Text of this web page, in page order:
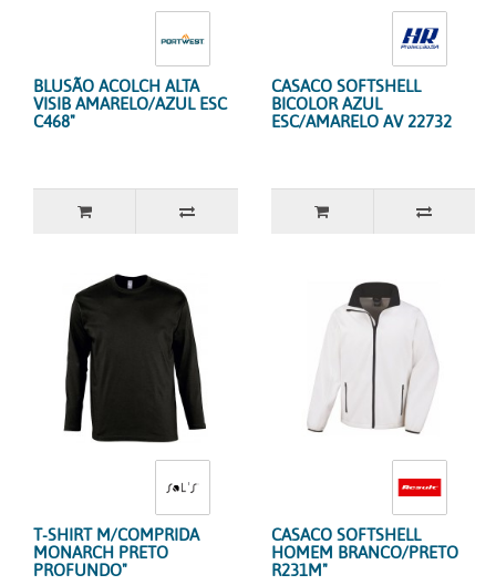
BLUSÃO ACOLCH ALTA
VISIB AMARELO/AZUL ESC
C468"
CASACO SOFTSHELL
BICOLOR AZUL
ESC/AMARELO AV 22732
T-SHIRT M/COMPRIDA
MONARCH PRETO
PROFUNDO"
CASACO SOFTSHELL
HOMEM BRANCO/PRETO
R231M"